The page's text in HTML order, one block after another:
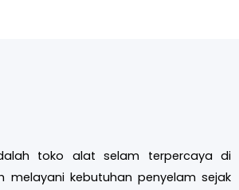
toko alat selam terpercaya di
melayani kebutuhan penyelam sejak